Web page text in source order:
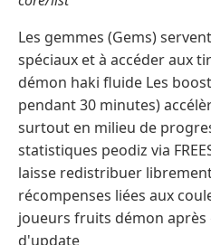
Les gemmes (Gems)
spéciaux et à accéder aux
démon haki fluide Les
pendant 30 minutes)
surtout en milieu de
statistiques peodiz via
laisse redistribuer
récompenses liées aux
joueurs fruits démon
d'update